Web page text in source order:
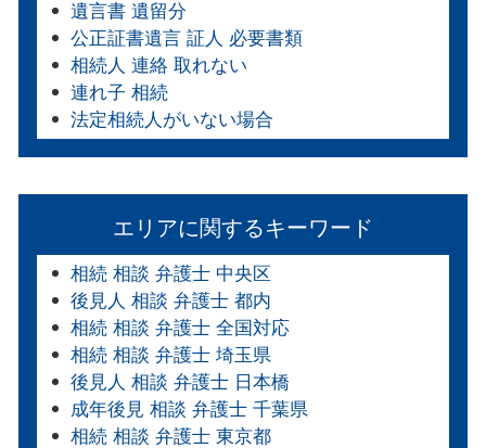
遺言書 遺留分
公正証書遺言 証人 必要書類
相続人 連絡 取れない
連れ子 相続
法定相続人がいない場合
エリアに関するキーワード
相続 相談 弁護士 中央区
後見人 相談 弁護士 都内
相続 相談 弁護士 全国対応
相続 相談 弁護士 埼玉県
後見人 相談 弁護士 日本橋
成年後見 相談 弁護士 千葉県
相続 相談 弁護士 東京都